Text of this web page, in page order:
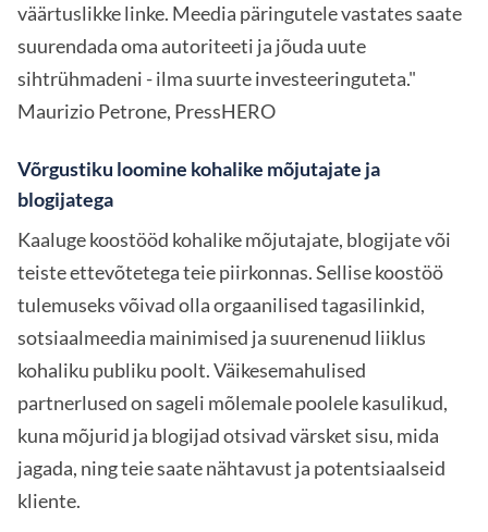
väärtuslikke linke. Meedia päringutele vastates saate
suurendada oma autoriteeti ja jõuda uute
sihtrühmadeni - ilma suurte investeeringuteta."
Maurizio Petrone, PressHERO
Võrgustiku loomine kohalike mõjutajate ja
blogijatega
Kaaluge koostööd kohalike mõjutajate, blogijate või
teiste ettevõtetega teie piirkonnas. Sellise koostöö
tulemuseks võivad olla orgaanilised tagasilinkid,
sotsiaalmeedia mainimised ja suurenenud liiklus
kohaliku publiku poolt. Väikesemahulised
partnerlused on sageli mõlemale poolele kasulikud,
kuna mõjurid ja blogijad otsivad värsket sisu, mida
jagada, ning teie saate nähtavust ja potentsiaalseid
kliente.